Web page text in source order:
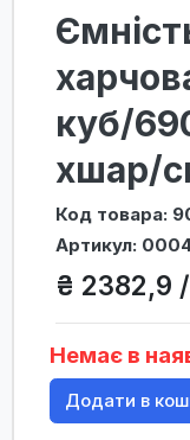
куб/
хшар/
Код товара:
Артикул:
₴ 2382,9 /
Немає в
Додати в